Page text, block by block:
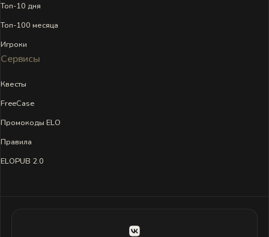
Топ-10 дня
Топ-100 месяца
Игроки
Сервисы
Квесты
FreeCase
Промокоды ELO
Правила
ELOPUB 2.0